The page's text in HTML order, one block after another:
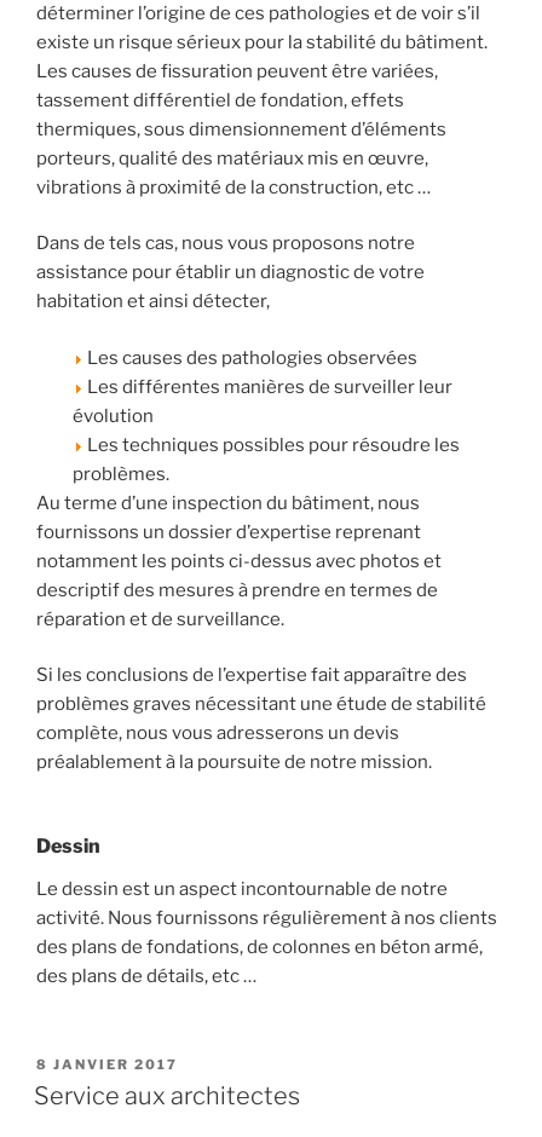
déterminer l’origine de ces pathologies et de voir s’il
existe un risque sérieux pour la stabilité du bâtiment.
Les causes de fissuration peuvent être variées,
tassement différentiel de fondation, effets
thermiques, sous dimensionnement d’éléments
porteurs, qualité des matériaux mis en œuvre,
vibrations à proximité de la construction, etc …
Dans de tels cas, nous vous proposons notre
assistance pour établir un diagnostic de votre
habitation et ainsi détecter,
Les causes des pathologies observées
Les différentes manières de surveiller leur
évolution
Les techniques possibles pour résoudre les
problèmes.
Au terme d’une inspection du bâtiment, nous
fournissons un dossier d’expertise reprenant
notamment les points ci-dessus avec photos et
descriptif des mesures à prendre en termes de
réparation et de surveillance.
Si les conclusions de l’expertise fait apparaître des
problèmes graves nécessitant une étude de stabilité
complète, nous vous adresserons un devis
préalablement à la poursuite de notre mission.
Dessin
Le dessin est un aspect incontournable de notre
activité. Nous fournissons régulièrement à nos clients
des plans de fondations, de colonnes en béton armé,
des plans de détails, etc …
PUBLIÉ
LE
8 JANVIER 2017
Service aux architectes